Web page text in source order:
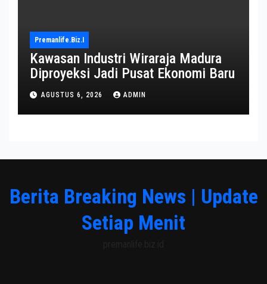
Premanlife.biz.i
Kawasan Industri Wiraraja Madura
Diproyeksi Jadi Pusat Ekonomi Baru
AGUSTUS 6, 2026 ADMIN
Berita Breaking News | Update
Setiap Menit
premanlife.biz.id